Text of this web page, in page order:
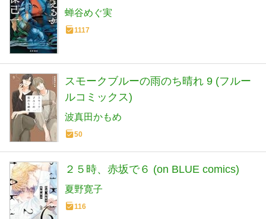
蝉谷めぐ実
1117
スモークブルーの雨のち晴れ 9 (フルー
ルコミックス)
波真田かもめ
50
２５時、赤坂で６ (on BLUE comics)
夏野寛子
116